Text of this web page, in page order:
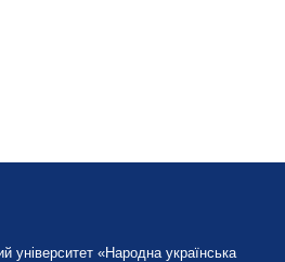
університет «Народна українська